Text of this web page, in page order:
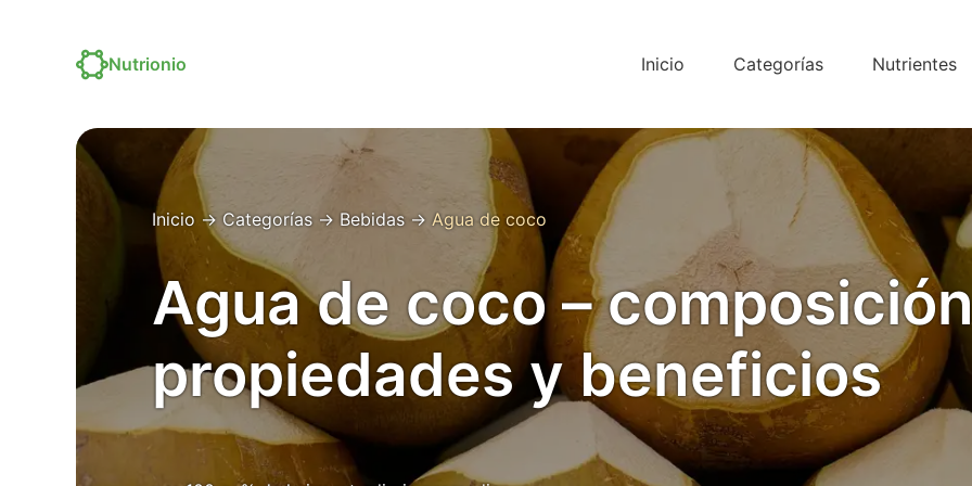
Nutrionio Inicio Categorías Nutrientes
Inicio → Categorías→ Bebidas→ Agua de coco
Agua de coco –
propiedades y beneficios